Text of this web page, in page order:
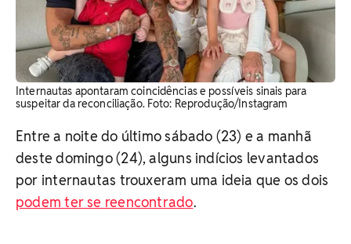
Internautas apontaram coincidências e possíveis sinais para
suspeitar da reconciliação. Foto: Reprodução/Instagram
Entre a noite do último sábado (23) e a manhã
deste domingo (24), alguns indícios levantados
por internautas trouxeram uma ideia que os dois
podem ter se reencontrado.